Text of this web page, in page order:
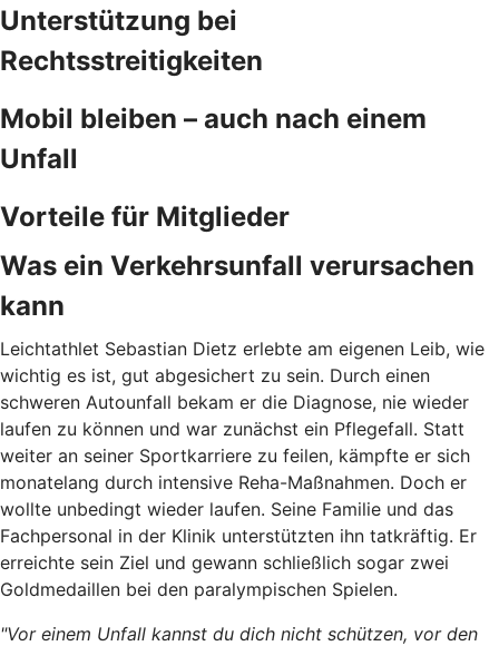
Unterstützung bei
Rechtsstreitigkeiten
Mobil bleiben – auch nach einem
Unfall
Vorteile für Mitglieder
Was ein Verkehrsunfall verursachen
kann
Leichtathlet Sebastian Dietz erlebte am eigenen Leib, wie
wichtig es ist, gut abgesichert zu sein. Durch einen
schweren Autounfall bekam er die Diagnose, nie wieder
laufen zu können und war zunächst ein Pflegefall. Statt
weiter an seiner Sportkarriere zu feilen, kämpfte er sich
monatelang durch intensive Reha-Maßnahmen. Doch er
wollte unbedingt wieder laufen. Seine Familie und das
Fachpersonal in der Klinik unterstützten ihn tatkräftig. Er
erreichte sein Ziel und gewann schließlich sogar zwei
Goldmedaillen bei den paralympischen Spielen.
"Vor einem Unfall kannst du dich nicht schützen, vor den